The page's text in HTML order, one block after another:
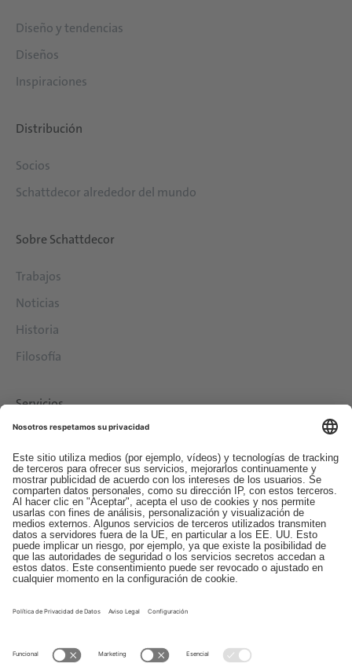
Diseño y tendencias
Diseños
Inspiraciones
Distribución
Socios
Schattdecor alrededor del mundo
Sobre Schattdecor
Trabajos
Noticias
Historia
Filosofía
Servicios
Contacto
EDI